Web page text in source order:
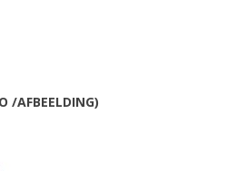
/AFBEELDING)